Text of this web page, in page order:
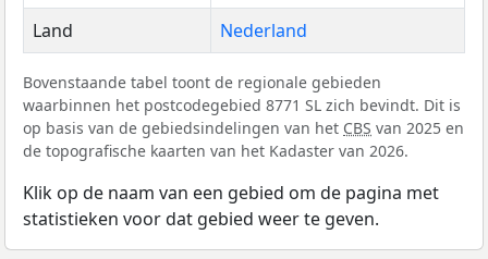
Land
Nederland
Bovenstaande tabel toont de regionale gebieden
waarbinnen het postcodegebied 8771 SL zich bevindt. Dit is
op basis van de gebiedsindelingen van het CBS van 2025 en
de topografische kaarten van het Kadaster van 2026.
Klik op de naam van een gebied om de pagina met
statistieken voor dat gebied weer te geven.